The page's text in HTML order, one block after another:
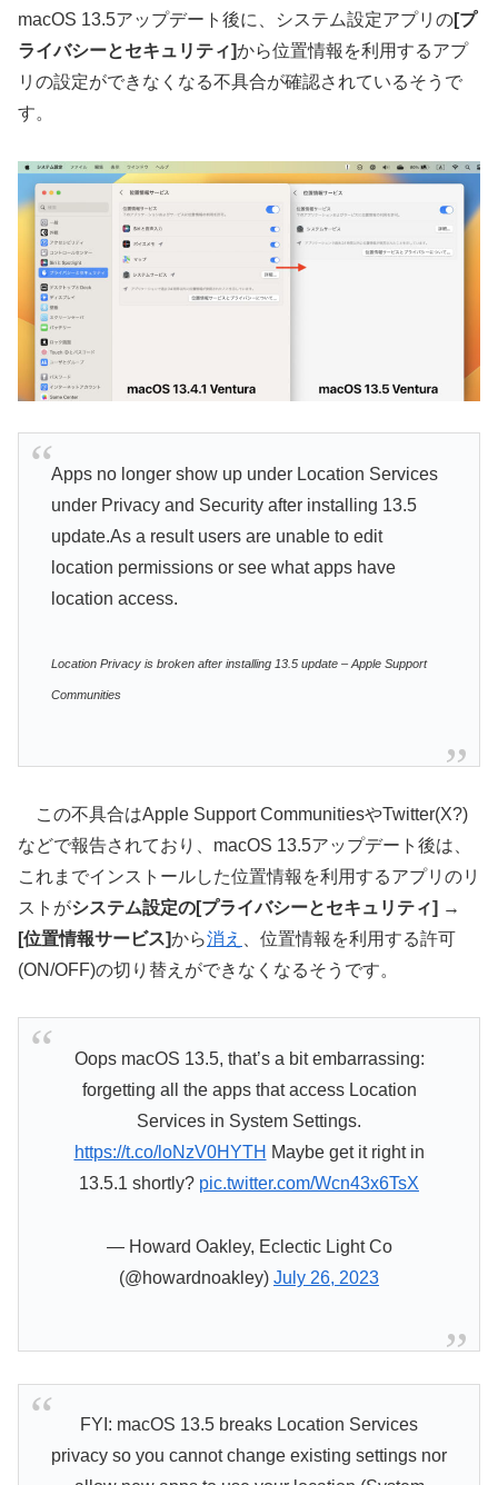
macOS 13.5アップデート後に、システム設定アプリの[プ
ライバシーとセキュリティ]から位置情報を利用するアプ
リの設定ができなくなる不具合が確認されているそうで
す。
Apps no longer show up under Location Services
under Privacy and Security after installing 13.5
update.As a result users are unable to edit
location permissions or see what apps have
location access.
Location Privacy is broken after installing 13.5 update – Apple Support
Communities
この不具合はApple Support CommunitiesやTwitter(X?)
などで報告されており、macOS 13.5アップデート後は、
これまでインストールした位置情報を利用するアプリのリ
ストがシステム設定の[プライバシーとセキュリティ] →
[位置情報サービス]から消え
、位置情報を利用する許可
(ON/OFF)の切り替えができなくなるそうです。
Oops macOS 13.5, that’s a bit embarrassing:
forgetting all the apps that access Location
Services in System Settings.
https://t.co/loNzV0HYTH Maybe get it right in
13.5.1 shortly? pic.twitter.com/Wcn43x6TsX
— Howard Oakley, Eclectic Light Co
(@howardnoakley) July 26, 2023
FYI: macOS 13.5 breaks Location Services
privacy so you cannot change existing settings nor